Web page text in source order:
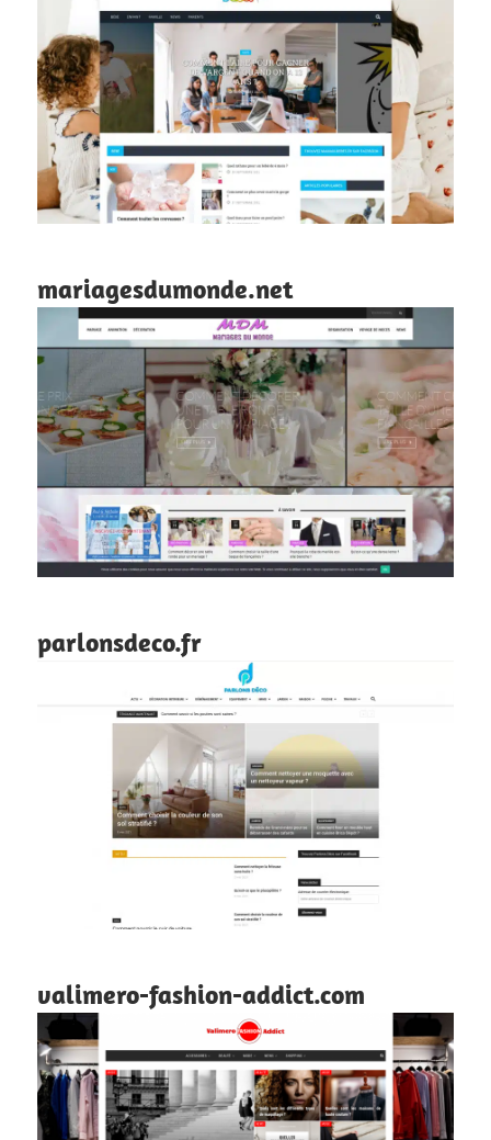
mariagesdumonde.net
parlonsdeco.fr
valimero-fashion-addict.com